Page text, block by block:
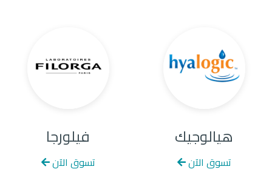
هيالوجيك
تسوق الآن
فيلورجا
تسوق الآن